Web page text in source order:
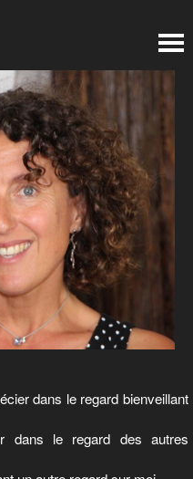
dans le regard bienveillant
dans le regard des autres